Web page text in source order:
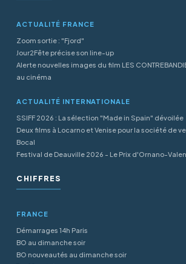
ACTUALITÉ FRANCE
Zoom sortie : "Fjord"
Jour2Fête précise son line-up
Alerte nouvelles images du film LES
au cinéma
ACTUALITÉ INTERNATIONALE
SSIFF 2026 : La sélection "Made in Spain" dévoilée
Deux films à Locarno et Venise pour la société de
Bocal
Festival de Deauville 2026 - Le Prix d'Ornano-
CHIFFRES
FRANCE
Démarrages 14h Paris
BO au dimanche soir
BO nouveautés au dimanche soir